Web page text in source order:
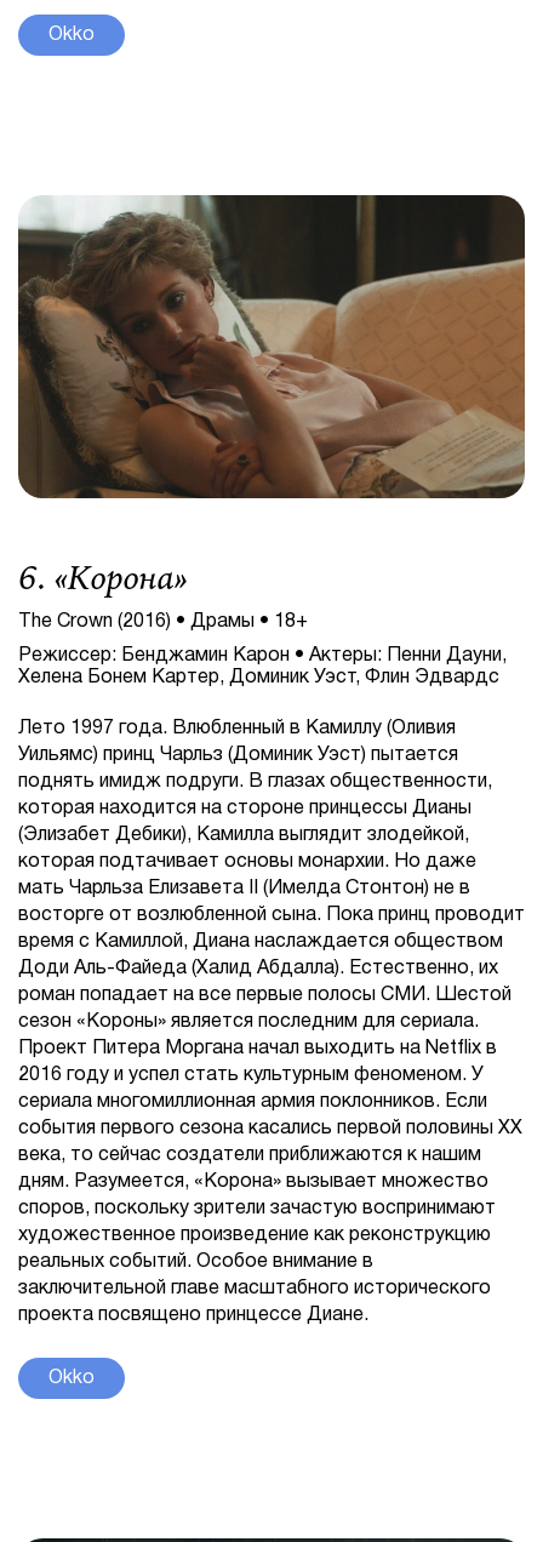
Okko
6. «Корона»
The Crown (2016) • Драмы • 18+
Режиссер: Бенджамин Карон • Актеры: Пенни Дауни,
Хелена Бонем Картер, Доминик Уэст, Флин Эдвардс
Лето 1997 года. Влюбленный в Камиллу (Оливия
Уильямс) принц Чарльз (Доминик Уэст) пытается
поднять имидж подруги. В глазах общественности,
которая находится на стороне принцессы Дианы
(Элизабет Дебики), Камилла выглядит злодейкой,
которая подтачивает основы монархии. Но даже
мать Чарльза Елизавета II (Имелда Стонтон) не в
восторге от возлюбленной сына. Пока принц проводит
время с Камиллой, Диана наслаждается обществом
Доди Аль-Файеда (Халид Абдалла). Естественно, их
роман попадает на все первые полосы СМИ. Шестой
сезон «Короны» является последним для сериала.
Проект Питера Моргана начал выходить на Netflix в
2016 году и успел стать культурным феноменом. У
сериала многомиллионная армия поклонников. Если
события первого сезона касались первой половины XX
века, то сейчас создатели приближаются к нашим
дням. Разумеется, «Корона» вызывает множество
споров, поскольку зрители зачастую воспринимают
художественное произведение как реконструкцию
реальных событий. Особое внимание в
заключительной главе масштабного исторического
проекта посвящено принцессе Диане.
Okko